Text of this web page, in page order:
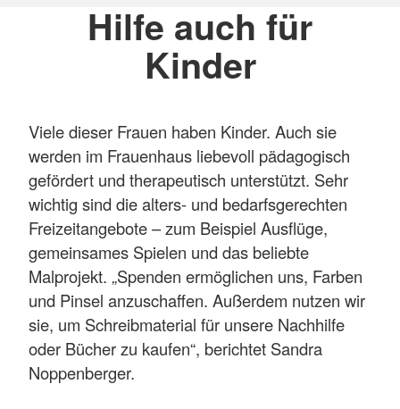
Hilfe auch für
Kinder
Viele dieser Frauen haben Kinder. Auch sie
werden im Frauenhaus liebevoll pädagogisch
gefördert und therapeutisch unterstützt. Sehr
wichtig sind die alters- und bedarfsgerechten
Freizeitangebote – zum Beispiel Ausflüge,
gemeinsames Spielen und das beliebte
Malprojekt. „Spenden ermöglichen uns, Farben
und Pinsel anzuschaffen. Außerdem nutzen wir
sie, um Schreibmaterial für unsere Nachhilfe
oder Bücher zu kaufen“, berichtet Sandra
Noppenberger.